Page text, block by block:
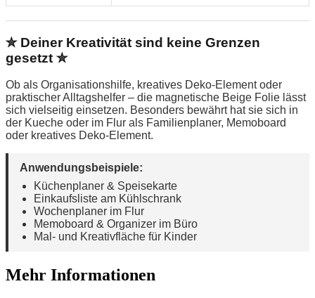
✮ Deiner Kreativität sind keine Grenzen
gesetzt ✮
Ob als Organisationshilfe, kreatives Deko-Element oder
praktischer Alltagshelfer – die magnetische Beige Folie lässt
sich vielseitig einsetzen. Besonders bewährt hat sie sich in
der Kueche oder im Flur als Familienplaner, Memoboard
oder kreatives Deko-Element.
Anwendungsbeispiele:
Küchenplaner & Speisekarte
Einkaufsliste am Kühlschrank
Wochenplaner im Flur
Memoboard & Organizer im Büro
Mal- und Kreativfläche für Kinder
Mehr Informationen